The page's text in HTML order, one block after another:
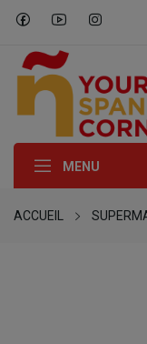
MENU
ACCUEIL